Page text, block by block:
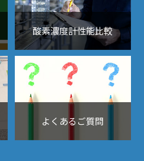
酸素濃度計性能比較
よくあるご質問